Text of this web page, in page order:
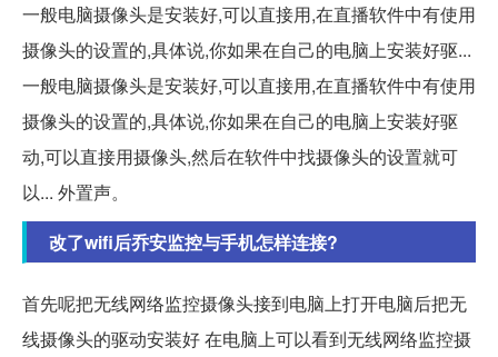
一般电脑摄像头是安装好,可以直接用,在直播软件中有使用
摄像头的设置的,具体说,你如果在自己的电脑上安装好驱...
一般电脑摄像头是安装好,可以直接用,在直播软件中有使用
摄像头的设置的,具体说,你如果在自己的电脑上安装好驱
动,可以直接用摄像头,然后在软件中找摄像头的设置就可
以... 外置声。
改了wifi后乔安监控与手机怎样连接?
首先呢把无线网络监控摄像头接到电脑上打开电脑后把无
线摄像头的驱动安装好 在电脑上可以看到无线网络监控摄